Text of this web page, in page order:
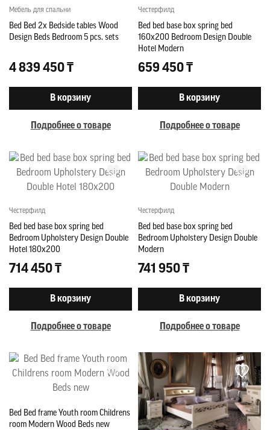
Мебель для спальни
Bed Bed 2x Bedside tables Wood
Design Beds Bedroom 5 pcs. sets
4 839 450 ₸
В корзину
Подробнее о товаре
Честерфилд
Bed bed base box spring bed
160x200 Bedroom Design Double
Hotel Modern
659 450 ₸
В корзину
Подробнее о товаре
Честерфилд
Bed bed base box spring bed
Bedroom Upholstery Design Double
Hotel 180x200
714 450 ₸
В корзину
Подробнее о товаре
Честерфилд
Bed bed base box spring bed
Bedroom Upholstery Design Double
Modern
741 950 ₸
В корзину
Подробнее о товаре
Bed Bed frame Youth room Childrens
room Modern Wood Beds new